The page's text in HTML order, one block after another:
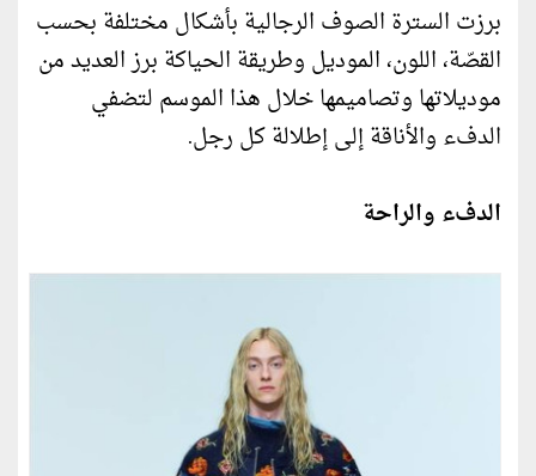
برزت السترة الصوف الرجالية بأشكال مختلفة بحسب
القصّة، اللون، الموديل وطريقة الحياكة برز العديد من
موديلاتها وتصاميمها خلال هذا الموسم لتضفي
الدفء والأناقة إلى إطلالة كل رجل.
الدفء والراحة